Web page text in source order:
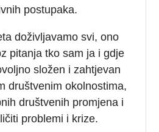
postupaka.
doživljavamo svi, ono
pitanja tko sam ja i gdje
složen i zahtjevan
društvenim okolnostima,
društvenih promjena i
problemi i krize.